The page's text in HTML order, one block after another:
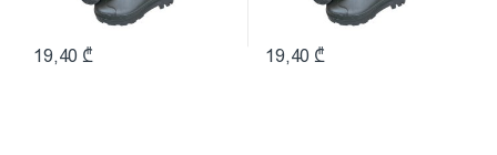
19,40 ₾ 19,40 ₾